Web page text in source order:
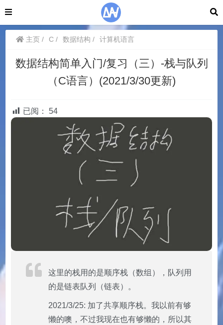
主页 C 数据结构 计算机语言
数据结构简单入门/复习（三）-栈与队列
（C语言）(2021/3/30更新)
已阅： 54
这里的栈用的是顺序栈（数组），队列用
的是链表队列（链表）。
2021/3/25: 加了共享顺序栈。我以前有够
懒的噢，不过我现在也有够懒的，所以其